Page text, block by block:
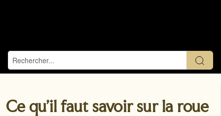
Ce qu'il faut savoir sur la roue